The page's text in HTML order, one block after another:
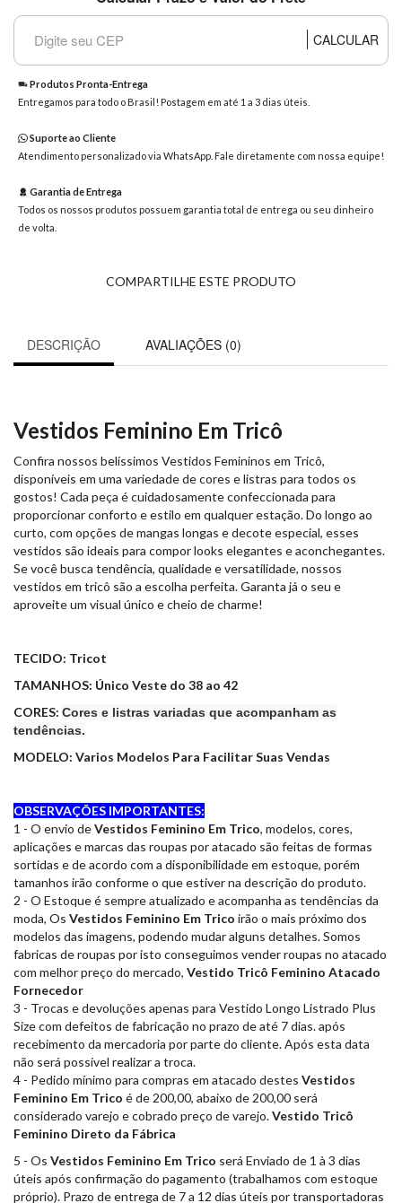
WhatsApp
Envie-
nos uma
CALCULAR
Produtos Pronta-Entrega
Entregamos para todo o Brasil! Postagem em até 1 a 3 dias úteis.
Suporte ao Cliente
Atendimento personalizado via WhatsApp. Fale diretamente com nossa equipe!
Garantia de Entrega
Todos os nossos produtos possuem garantia total de entrega ou seu dinheiro
de volta.
COMPARTILHE ESTE PRODUTO
DESCRIÇÃO AVALIAÇÕES (0)
Vestidos Feminino Em Tricô
Confira nossos belíssimos Vestidos Femininos em Tricô,
disponíveis em uma variedade de cores e listras para todos os
gostos! Cada peça é cuidadosamente confeccionada para
proporcionar conforto e estilo em qualquer estação. Do longo ao
curto, com opções de mangas longas e decote especial, esses
vestidos são ideais para compor looks elegantes e aconchegantes.
Se você busca tendência, qualidade e versatilidade, nossos
vestidos em tricô são a escolha perfeita. Garanta já o seu e
aproveite um visual único e cheio de charme!
TECIDO: Tricot
TAMANHOS: Único Veste do 38 ao 42
CORES: Cores e listras variadas que acompanham as
tendências.
MODELO: Varios Modelos Para Facilitar Suas Vendas
OBSERVAÇÕES IMPORTANTES:
1 - O envio deVestidos Feminino Em Trico, modelos, cores,
aplicações e marcas das roupas por atacado são feitas de formas
sortidas e de acordo com a disponibilidade em estoque, porém
tamanhos irão conforme o que estiver na descrição do produto.
2 - O Estoque é sempre atualizado e acompanha as tendências da
moda, Os Vestidos Feminino Em Trico irão o mais próximo dos
modelos das imagens, podendo mudar alguns detalhes. Somos
fabricas de roupas por isto conseguimos vender roupas no atacado
com melhor preço do mercado, Vestido Tricô Feminino Atacado
Fornecedor
3 - Trocas e devoluções apenas para Vestido Longo Listrado Plus
Size com defeitos de fabricação no prazo de até 7 dias. após
recebimento da mercadoria por parte do cliente. Após esta data
não será possível realizar a troca.
4 - Pedido mínimo para compras em atacado destes Vestidos
Feminino Em Trico é de 200,00, abaixo de 200,00 será
considerado varejo e cobrado preço de varejo.Vestido Tricô
Feminino Direto da Fábrica
5 - Os Vestidos Feminino Em Trico será Enviado de 1 à 3 dias
úteis após confirmação do pagamento (trabalhamos com estoque
próprio). Prazo de entrega de 7 a 12 dias úteis por transportadoras